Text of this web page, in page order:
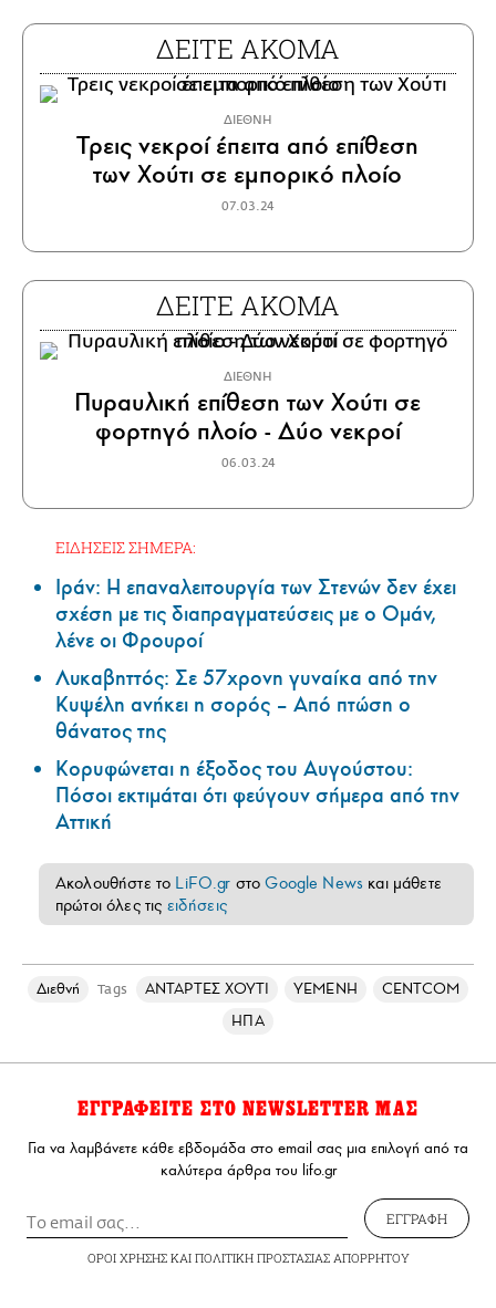
ΔΕΙΤΕ ΑΚΟΜΑ
ΔΙΕΘΝΗ
Τρεις νεκροί έπειτα από επίθεση
των Χούτι σε εμπορικό πλοίο
07.03.24
ΔΕΙΤΕ ΑΚΟΜΑ
ΔΙΕΘΝΗ
Πυραυλική επίθεση των Χούτι σε
φορτηγό πλοίο - Δύο νεκροί
06.03.24
ΕΙΔΗΣΕΙΣ ΣΗΜΕΡΑ:
Ιράν: Η επαναλειτουργία των Στενών δεν έχει
σχέση με τις διαπραγματεύσεις με ο Ομάν,
λένε οι Φρουροί
Λυκαβηττός: Σε 57χρονη γυναίκα από την
Κυψέλη ανήκει η σορός – Από πτώση ο
θάνατος της
Κορυφώνεται η έξοδος του Αυγούστου:
Πόσοι εκτιμάται ότι φεύγουν σήμερα από την
Αττική
Ακολουθήστε το LiFO.gr στοGoogle News και μάθετε
πρώτοι όλες τις ειδήσεις
Διεθνή Tags ΑΝΤΑΡΤΕΣ ΧΟΥΤΙ ΥΕΜΕΝΗ
CENTCOM
ΗΠΑ
ΕΓΓΡΑΦΕΙΤΕ ΣΤΟ NEWSLETTER ΜΑΣ
Για να λαμβάνετε κάθε εβδομάδα στο email σας μια επιλογή από τα
καλύτερα άρθρα του lifo.gr
ΕΓΓΡΑΦΗ
ΟΡΟΙ ΧΡΗΣΗΣΚΑΙ ΠΟΛΙΤΙΚΗ ΠΡΟΣΤΑΣΙΑΣ ΑΠΟΡΡΗΤΟΥ